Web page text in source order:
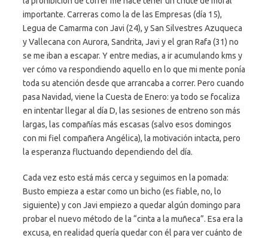
importante. Carreras como la de las Empresas (día 15),
Legua de Camarma con Javi (24), y San Silvestres Azuqueca
y Vallecana con Aurora, Sandrita, Javi y el gran Rafa (31) no
se me iban a escapar. Y entre medias, a ir acumulando kms y
ver cómo va respondiendo aquello en lo que mi mente ponía
toda su atención desde que arrancaba a correr. Pero cuando
pasa Navidad, viene la Cuesta de Enero: ya todo se focaliza
en intentar llegar al día D, las sesiones de entreno son más
largas, las compañías más escasas (salvo esos domingos
con mi fiel compañera Angélica), la motivación intacta, pero
la esperanza fluctuando dependiendo del día.
Cada vez esto está más cerca y seguimos en la pomada:
Busto empieza a estar como un bicho (es fiable, no, lo
siguiente) y con Javi empiezo a quedar algún domingo para
probar el nuevo método de la “cinta a la muñeca”. Esa era la
excusa, en realidad quería quedar con él para ver cuánto de